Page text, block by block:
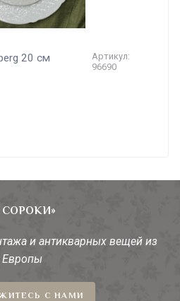
20 см
Артикул:
96690
СОРОКИ»
и антикварных вещей из
Европы
С НАМИ